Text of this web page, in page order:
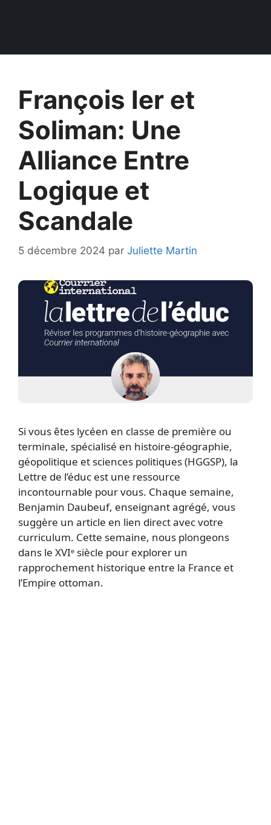
François Ier et
Soliman: Une
Alliance Entre
Logique et
Scandale
5 décembre 2024 par Juliette Martin
Si vous êtes lycéen en classe de première ou
terminale, spécialisé en histoire-géographie,
géopolitique et sciences politiques (HGGSP), la
Lettre de l’éduc est une ressource
incontournable pour vous. Chaque semaine,
Benjamin Daubeuf, enseignant agrégé, vous
suggère un article en lien direct avec votre
curriculum. Cette semaine, nous plongeons
dans le XVIᵉ siècle pour explorer un
rapprochement historique entre la France et
l’Empire ottoman.